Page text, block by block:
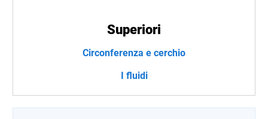
Superiori
Circonferenza e cerchio
I fluidi